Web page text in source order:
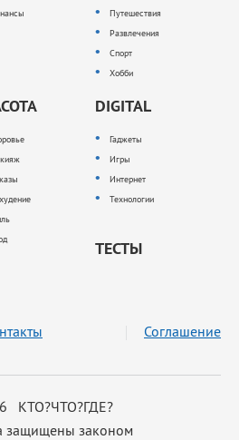
Путешествия
Развлечения
Спорт
Хобби
DIGITAL
Гаджеты
Игры
Интернет
Технологии
ТЕСТЫ
КТО?ЧТО?ГДЕ?
защищены законом
Соглашение